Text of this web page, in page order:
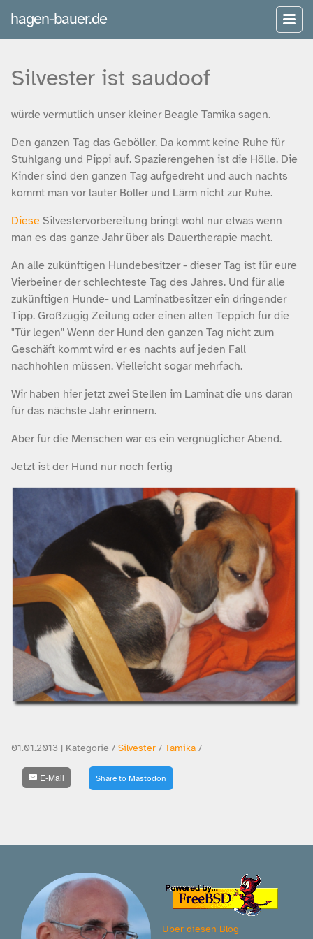
hagen-bauer.de
Silvester ist saudoof
würde vermutlich unser kleiner Beagle Tamika sagen.
Den ganzen Tag das Geböller. Da kommt keine Ruhe für
Stuhlgang und Pippi auf. Spazierengehen ist die Hölle. Die
Kinder sind den ganzen Tag aufgedreht und auch nachts
kommt man vor lauter Böller und Lärm nicht zur Ruhe.
Diese Silvestervorbereitung bringt wohl nur etwas wenn
man es das ganze Jahr über als Dauertherapie macht.
An alle zukünftigen Hundebesitzer - dieser Tag ist für eure
Vierbeiner der schlechteste Tag des Jahres. Und für alle
zukünftigen Hunde- und Laminatbesitzer ein dringender
Tipp. Großzügig Zeitung oder einen alten Teppich für die
"Tür legen" Wenn der Hund den ganzen Tag nicht zum
Geschäft kommt wird er es nachts auf jeden Fall
nachhohlen müssen. Vielleicht sogar mehrfach.
Wir haben hier jetzt zwei Stellen im Laminat die uns daran
für das nächste Jahr erinnern.
Aber für die Menschen war es ein vergnüglicher Abend.
Jetzt ist der Hund nur noch fertig
01.01.2013 | Kategorie / Silvester / Tamika /
E-Mail Share to Mastodon
Über diesen Blog